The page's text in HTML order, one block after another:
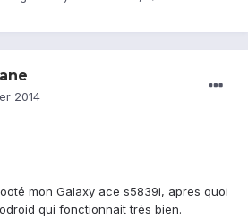
2014
mon Galaxy ace s5839i, apres quoi
qui fonctionnait très bien.